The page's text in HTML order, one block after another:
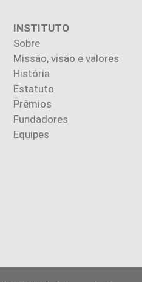
INSTITUTO
Sobre
Missão, visão e valores
História
Estatuto
Prêmios
Fundadores
Equipes